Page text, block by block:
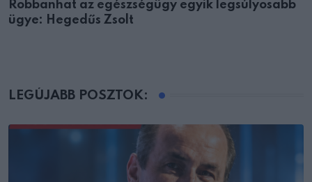
Robbanhat az egészségügy egyik legsúlyosabb
ügye: Hegedűs Zsolt
LEGÚJABB POSZTOK: